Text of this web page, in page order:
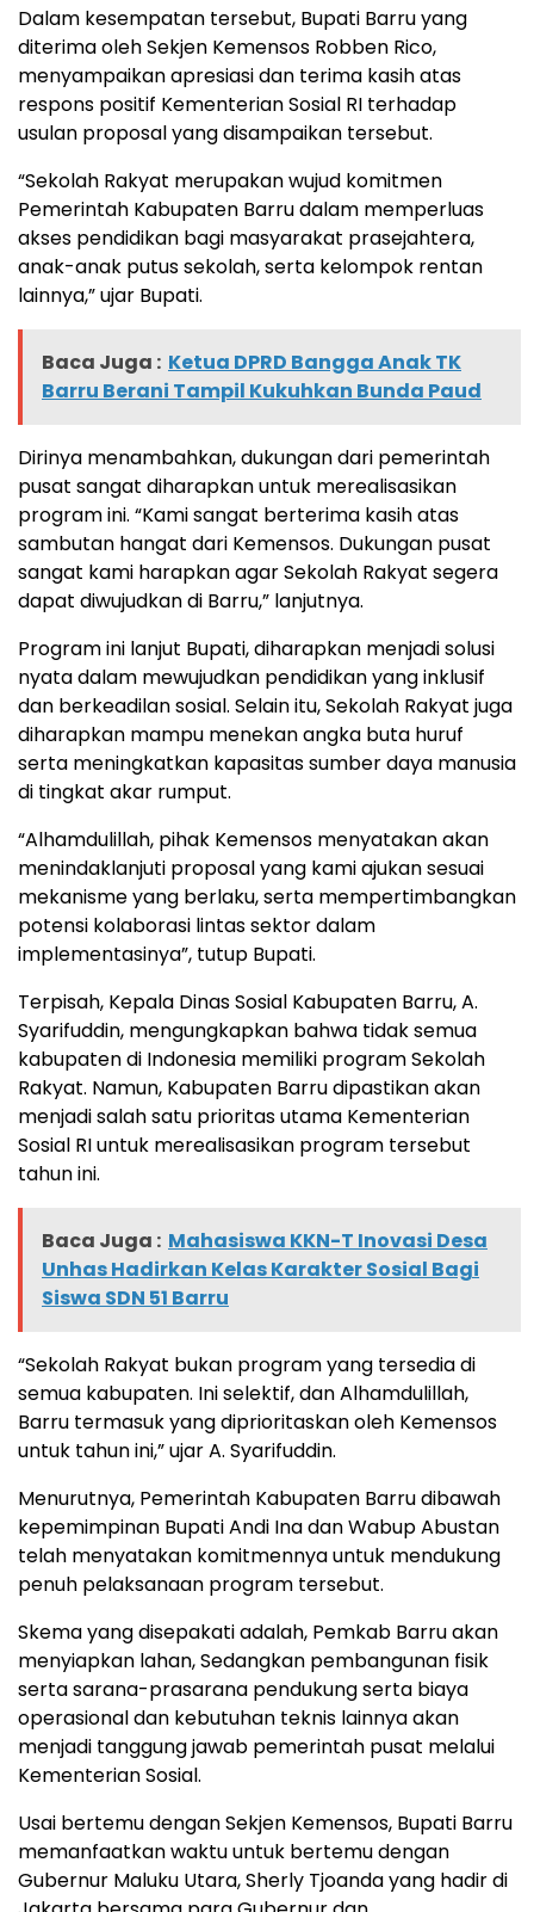
Dalam kesempatan tersebut, Bupati Barru yang
diterima oleh Sekjen Kemensos Robben Rico,
menyampaikan apresiasi dan terima kasih atas
respons positif Kementerian Sosial RI terhadap
usulan proposal yang disampaikan tersebut.
“Sekolah Rakyat merupakan wujud komitmen
Pemerintah Kabupaten Barru dalam memperluas
akses pendidikan bagi masyarakat prasejahtera,
anak-anak putus sekolah, serta kelompok rentan
lainnya,” ujar Bupati.
Baca Juga : Ketua DPRD Bangga Anak TK
Barru Berani Tampil Kukuhkan Bunda Paud
Dirinya menambahkan, dukungan dari pemerintah
pusat sangat diharapkan untuk merealisasikan
program ini. “Kami sangat berterima kasih atas
sambutan hangat dari Kemensos. Dukungan pusat
sangat kami harapkan agar Sekolah Rakyat segera
dapat diwujudkan di Barru,” lanjutnya.
Program ini lanjut Bupati, diharapkan menjadi solusi
nyata dalam mewujudkan pendidikan yang inklusif
dan berkeadilan sosial. Selain itu, Sekolah Rakyat juga
diharapkan mampu menekan angka buta huruf
serta meningkatkan kapasitas sumber daya manusia
di tingkat akar rumput.
“Alhamdulillah, pihak Kemensos menyatakan akan
menindaklanjuti proposal yang kami ajukan sesuai
mekanisme yang berlaku, serta mempertimbangkan
potensi kolaborasi lintas sektor dalam
implementasinya”, tutup Bupati.
Terpisah, Kepala Dinas Sosial Kabupaten Barru, A.
Syarifuddin, mengungkapkan bahwa tidak semua
kabupaten di Indonesia memiliki program Sekolah
Rakyat. Namun, Kabupaten Barru dipastikan akan
menjadi salah satu prioritas utama Kementerian
Sosial RI untuk merealisasikan program tersebut
tahun ini.
Baca Juga : Mahasiswa KKN-T Inovasi Desa
Unhas Hadirkan Kelas Karakter Sosial Bagi
Siswa SDN 51 Barru
“Sekolah Rakyat bukan program yang tersedia di
semua kabupaten. Ini selektif, dan Alhamdulillah,
Barru termasuk yang diprioritaskan oleh Kemensos
untuk tahun ini,” ujar A. Syarifuddin.
Menurutnya, Pemerintah Kabupaten Barru dibawah
kepemimpinan Bupati Andi Ina dan Wabup Abustan
telah menyatakan komitmennya untuk mendukung
penuh pelaksanaan program tersebut.
Skema yang disepakati adalah, Pemkab Barru akan
menyiapkan lahan, Sedangkan pembangunan fisik
serta sarana-prasarana pendukung serta biaya
operasional dan kebutuhan teknis lainnya akan
menjadi tanggung jawab pemerintah pusat melalui
Kementerian Sosial.
Usai bertemu dengan Sekjen Kemensos, Bupati Barru
memanfaatkan waktu untuk bertemu dengan
Gubernur Maluku Utara, Sherly Tjoanda yang hadir di